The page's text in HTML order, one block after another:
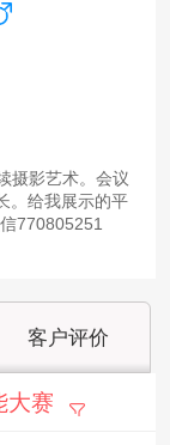
摄影艺术。会议
。给我展示的平
770805251
客户评价
大赛